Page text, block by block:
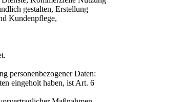
gestalten, Erstellung
Kundenpflege,
personenbezogener Daten:
eingeholt haben, ist Art. 6